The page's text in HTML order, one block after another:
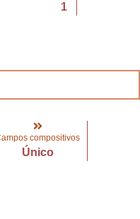
1
compositivos
Único